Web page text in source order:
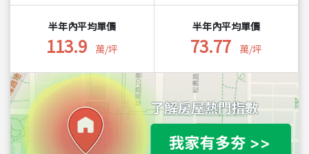
半年內平均單價
113.9 萬/坪
半年內平均單價
73.77 萬/坪